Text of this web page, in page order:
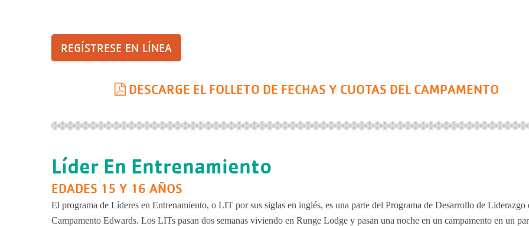
REGÍSTRESE EN LÍNEA
DESCARGE EL FOLLETO DE FECHAS Y CUOTAS DEL CAMPAMENTO
Líder En Entrenamiento
EDADES 15 Y 16 AÑOS
El programa de Líderes en Entrenamiento, o LIT por sus siglas en inglés, es una parte del Programa de Desarrollo de Liderazgo
Campamento Edwards. Los LITs pasan dos semanas viviendo en Runge Lodge y pasan una noche en un campamento en un